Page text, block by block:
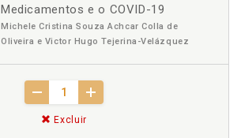
Medicamentos e o COVID-19
Michele Cristina Souza Achcar Colla de
Oliveira e Victor Hugo Tejerina-Velázquez
Excluir